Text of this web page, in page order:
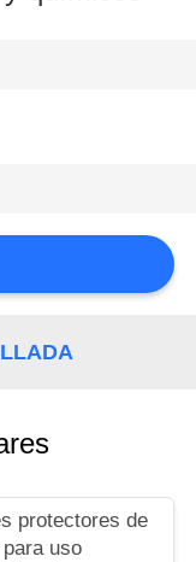
protectores de
para uso